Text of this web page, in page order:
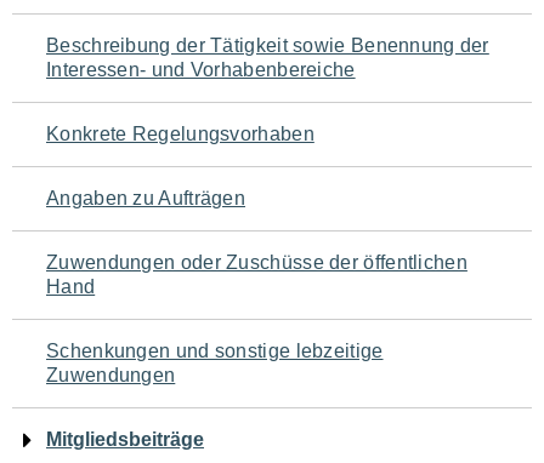
für
den
Seiteninhalt
Beschreibung der Tätigkeit sowie Benennung der
Interessen- und Vorhabenbereiche
Konkrete Regelungsvorhaben
Angaben zu Aufträgen
Zuwendungen oder Zuschüsse der öffentlichen
Hand
Schenkungen und sonstige lebzeitige
Zuwendungen
Mitgliedsbeiträge